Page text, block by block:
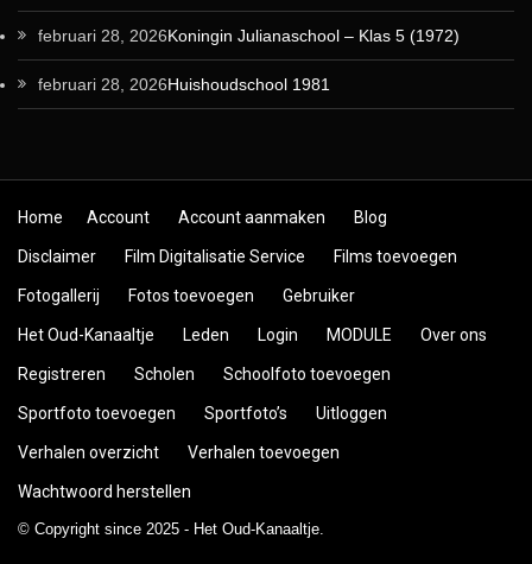
Koningin Julianaschool – Klas 5 (1972)
februari 28, 2026
Huishoudschool 1981
februari 28, 2026
Skip to content
Home Account Account aanmaken Blog
Disclaimer Film Digitalisatie Service Films toevoegen
Fotogallerij Fotos toevoegen Gebruiker
Het Oud-Kanaaltje Leden Login MODULE Over ons
Registreren Scholen Schoolfoto toevoegen
Sportfoto toevoegen Sportfoto’s Uitloggen
Verhalen overzicht Verhalen toevoegen
Wachtwoord herstellen
© Copyright since 2025 - Het Oud-Kanaaltje.